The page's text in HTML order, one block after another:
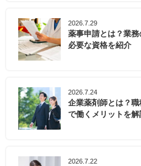
2026.7.29
薬事申請とは？業
必要な資格を紹介
2026.7.24
企業薬剤師とは？
で働くメリットを解
2026.7.22